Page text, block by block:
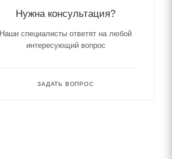
Нужна консультация?
Наши специалисты ответят на любой
интересующий вопрос
ЗАДАТЬ ВОПРОС